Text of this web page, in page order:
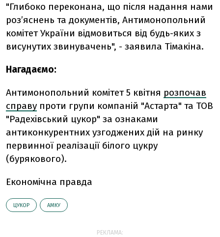
"Глибоко переконана, що після надання нами
роз’яснень та документів, Антимонопольний
комітет України відмовиться від будь-яких з
висунутих звинувачень", - заявила Тімакіна.
Нагадаємо:
Антимонопольний комітет 5 квітня розпочав
справу проти групи компаній "Астарта" та ТОВ
"Радехівський цукор" за ознаками
антиконкурентних узгоджених дій на ринку
первинної реалізації білого цукру
(бурякового).
Економічна правда
ЦУКОР АМКУ
РЕКЛАМА: